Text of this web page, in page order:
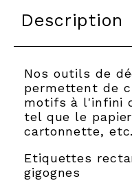
Description
Nos outils de
permettent de
motifs à l'infini
tel que le
cartonnette,
Etiquettes
gigognes